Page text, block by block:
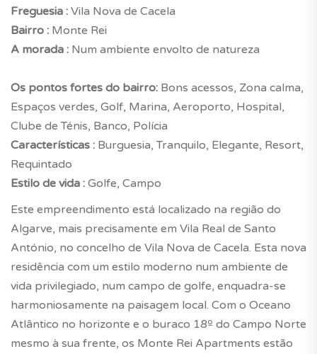
Freguesia : Vila Nova de Cacela
Bairro : Monte Rei
A morada : Num ambiente envolto de natureza
Os pontos fortes do bairro: Bons acessos, Zona calma,
Espaços verdes, Golf, Marina, Aeroporto, Hospital,
Clube de Ténis, Banco, Polícia
Características : Burguesia, Tranquilo, Elegante, Resort,
Requintado
Estilo de vida : Golfe, Campo
Este empreendimento está localizado na região do
Algarve, mais precisamente em Vila Real de Santo
António, no concelho de Vila Nova de Cacela. Esta nova
residência com um estilo moderno num ambiente de
vida privilegiado, num campo de golfe, enquadra-se
harmoniosamente na paisagem local. Com o Oceano
Atlântico no horizonte e o buraco 18º do Campo Norte
mesmo à sua frente, os Monte Rei Apartments estão